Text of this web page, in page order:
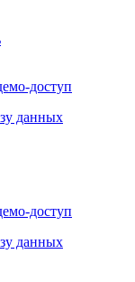
данных
данных